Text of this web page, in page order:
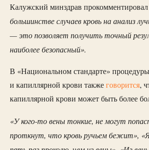
Калужский минздрав прокомментировал
большинстве случаев кровь на анализ
— это позволяет получить точный
наиболее безопасный».
В «Национальном стандарте»
и капиллярной крови такжеговорится,
капиллярной крови может быть более
«У кого-то вены тонкие, не могут
проткнут, что кровь ручьем бежит»,